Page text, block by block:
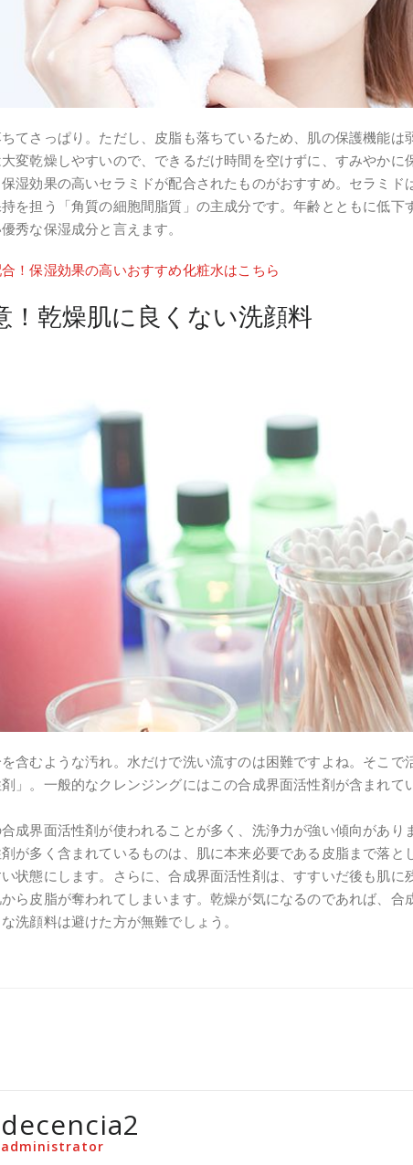
てさっぱり。ただし、皮脂も落ちているため、肌の保護機能は
変乾燥しやすいので、できるだけ時間を空けずに、すみやかに
湿効果の高いセラミドが配合されたものがおすすめ。セラミド
を担う「角質の細胞間脂質」の主成分です。年齢とともに低下
秀な保湿成分と言えます。
！保湿効果の高いおすすめ化粧水はこちら
！乾燥肌に良くない洗顔料
含むような汚れ。水だけで洗い流すのは困難ですよね。そこで
」。一般的なクレンジングにはこの合成界面活性剤が含まれて
成界面活性剤が使われることが多く、洗浄力が強い傾向があり
が多く含まれているものは、肌に本来必要である皮脂まで落と
状態にします。さらに、合成界面活性剤は、すすいだ後も肌に
ら皮脂が奪われてしまいます。乾燥が気になるのであれば、合
洗顔料は避けた方が無難でしょう。
decencia2
administrator